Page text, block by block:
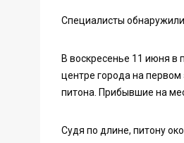
Специалисты
В воскресенье 11 июня в
центре города на первом
питона. Прибывшие на
Судя по длине, питону